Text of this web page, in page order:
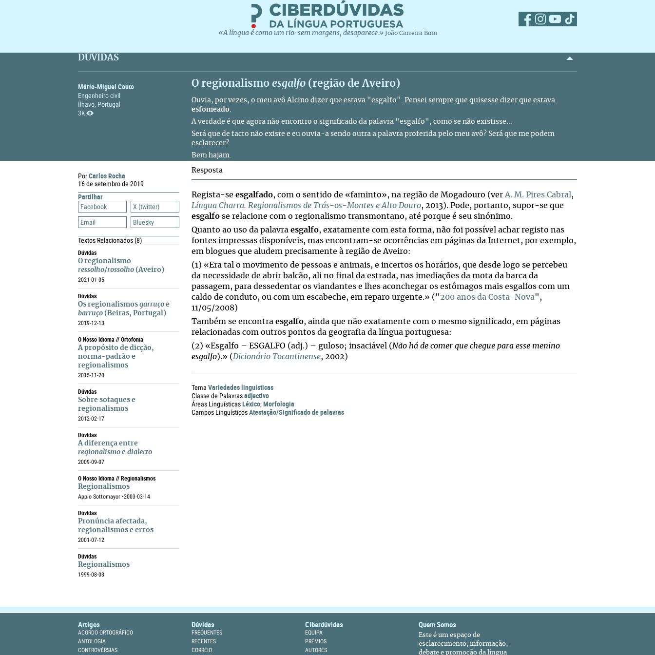
«A língua é como um rio: sem margens, desaparece.» João Carreira Bom
DÚVIDAS
Mário-Miguel Couto
Engenheiro civil
Ílhavo, Portugal
3K
O regionalismo esgalfo (região de Aveiro)
Ouvia, por vezes, o meu avô Alcino dizer que estava "esgalfo". Pensei sempre que quisesse dizer que estava
esfomeado.
A verdade é que agora não encontro o significado da palavra "esgalfo", como se não existisse...
Será que de facto não existe e eu ouvia-a sendo outra a palavra proferida pelo meu avô? Será que me podem
esclarecer?
Bem hajam.
PorCarlos Rocha
16 de setembro de 2019
Partilhar
Facebook
X (twitter)
Email
Bluesky
Textos Relacionados(8)
Dúvidas
O regionalismo
ressolho/rossolho (Aveiro)
2021-01-05
Dúvidas
Os regionalismos garruço e
barruço (Beiras, Portugal)
2019-12-13
O Nosso Idioma // Ortofonia
A propósito de dicção,
norma-padrão e
regionalismos
2015-11-20
Dúvidas
Sobre sotaques e
regionalismos
2012-02-17
Dúvidas
A diferença entre
regionalismo e dialecto
2009-09-07
O Nosso Idioma // Regionalismos
Regionalismos
Appio Sottomayor •2003-03-14
Dúvidas
Pronúncia afectada,
regionalismos e erros
2001-07-12
Dúvidas
Regionalismos
1999-08-03
Resposta
Regista-se esgalfado, com o sentido de «faminto», na região de Mogadouro (ver A. M. Pires Cabral ,
Língua Charra. Regionalismos de Trás-os-Montes e Alto Douro, 2013). Pode, portanto, supor-se que
esgalfo se relacione com o regionalismo transmontano, até porque é seu sinónimo.
Quanto ao uso da palavra esgalfo, exatamente com esta forma, não foi possível achar registo nas
fontes impressas disponíveis, mas encontram-se ocorrências em páginas da Internet, por exemplo,
em blogues que aludem precisamente à região de Aveiro:
(1) «Era tal o movimento de pessoas e animais, e incertos os horários, que desde logo se percebeu
da necessidade de abrir balcão, ali no final da estrada, nas imediações da mota da barca da
passagem, para dessedentar os viandantes e lhes aconchegar os estômagos mais esgalfos com um
caldo de conduto, ou com um escabeche, em reparo urgente.» ("200 anos da Costa-Nova",
11/05/2008)
Também se encontra esgalfo, ainda que não exatamente com o mesmo significado, em páginas
relacionadas com outros pontos da geografia da língua portuguesa:
(2) «Esgalfo – ESGALFO (adj.) – guloso; insaciável ( Não há de comer que chegue para esse menino
esgalfo).» ( Dicionário Tocantinense, 2002)
Tema Variedades linguísticas
Classe de Palavrasadjectivo
Áreas LinguísticasLéxico;Morfologia
Campos LinguísticosAtestação/Significado de palavras
Artigos
ACORDO ORTOGRÁFICO
ANTOLOGIA
CONTROVÉRSIAS
Dúvidas
FREQUENTES
RECENTES
CORREIO
Ciberdúvidas
EQUIPA
PRÉMIOS
AUTORES
Quem Somos
Este é um espaço de
esclarecimento, informação,
debate e promoção da língua